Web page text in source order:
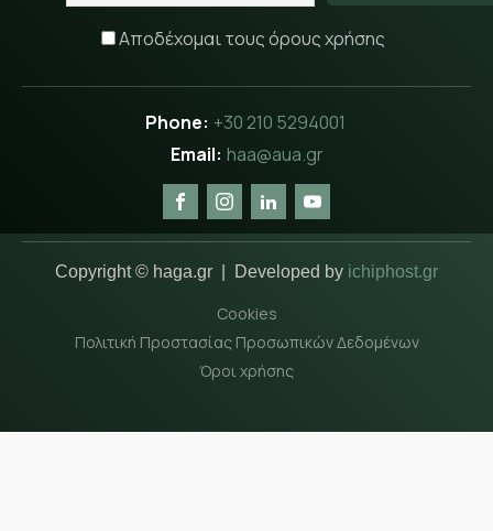
Αποδέχομαι τους όρους χρήσης
+30 210 5294001
haa@aua.gr
Copyright © haga.gr | Developed by ichiphost.gr
Cookies
Πολιτική Προστασίας Προσωπικών Δεδομένων
Όροι χρήσης